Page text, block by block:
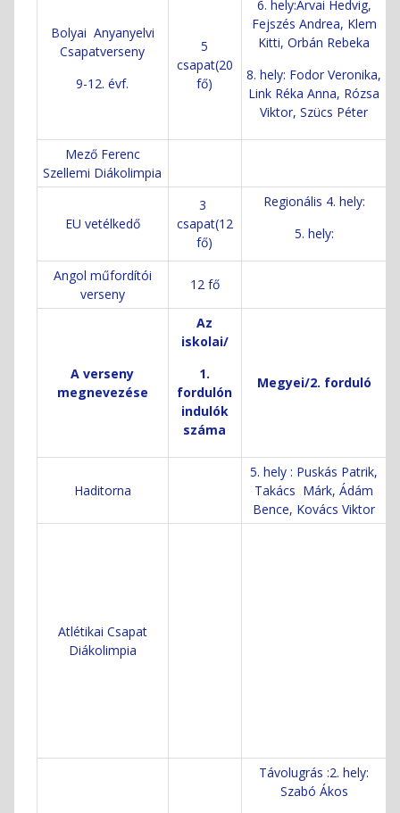
Bolyai Anyanyelvi
Csapatverseny
9-12. évf.
5
csapat(20
fő)
6. hely:Árvai Hedvig,
Fejszés Andrea, Klem
Kitti, Orbán Rebeka
8. hely: Fodor Veronika,
Link Réka Anna, Rózsa
Viktor, Szücs Péter
Mező Ferenc
Szellemi Diákolimpia
EU vetélkedő
3
csapat(12
fő)
Regionális 4. hely:
5. hely:
Angol műfordítói
verseny
12 fő
A verseny
megnevezése
Az
iskolai/
1.
fordulón
indulók
száma
Megyei/2. forduló
Haditorna
5. hely : Puskás Patrik,
Takács Márk, Ádám
Bence, Kovács Viktor
Atlétikai Csapat
Diákolimpia
Távolugrás :2. hely:
Szabó Ákos